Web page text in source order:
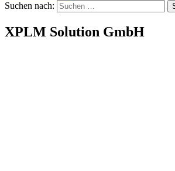
Suchen nach:
XPLM Solution GmbH